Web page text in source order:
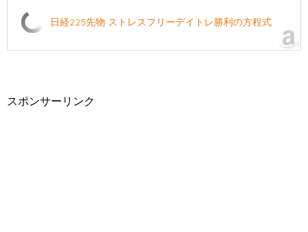
日経225先物 ストレスフリーデイトレ勝利の方程式
スポンサーリンク